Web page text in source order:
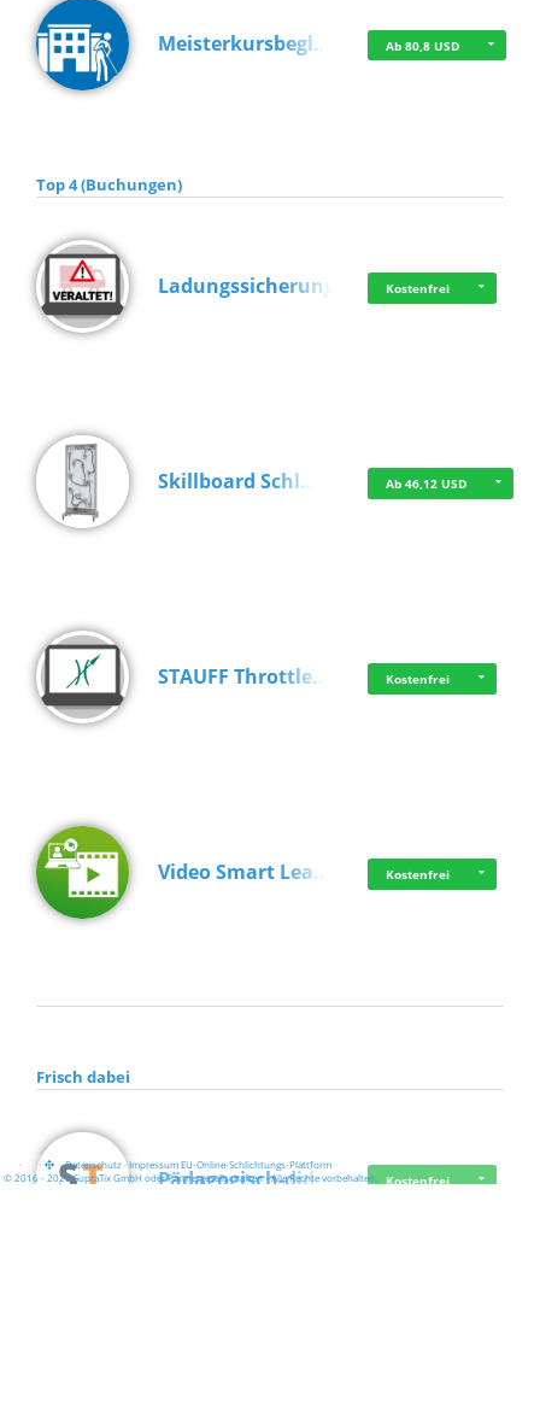
Meisterkursbegl… Ab 80,8 USD
Top 4 (Buchungen)
Ladungssicherung Kostenfrei
Skillboard Schl… Ab 46,12 USD
STAUFF Throttle… Kostenfrei
Video Smart Lea… Kostenfrei
Frisch dabei
Pädagogisch-did… Kostenfrei
· · ·Datenschutz·Impressum EU-Online-Schlichtungs-Plattform·
© 2016 - 2026 SupraTix GmbH oder Partnergesellschaften - Alle Rechte vorbehalten.